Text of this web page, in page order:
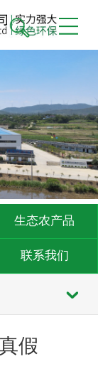
生态农产品
联系我们
假